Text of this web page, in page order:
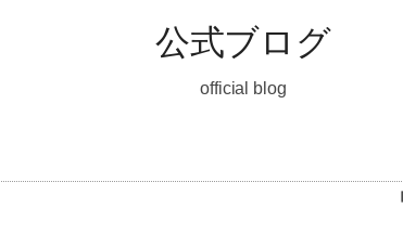
公式ブログ
official blog